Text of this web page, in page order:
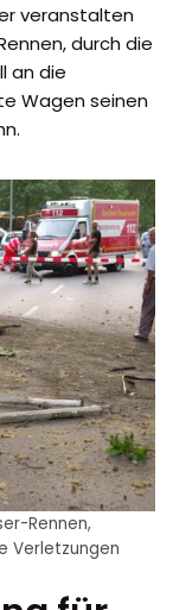
veranstalten
durch die
an die
Wagen seinen
Rennen,
Verletzungen